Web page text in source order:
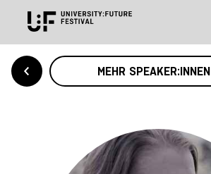
MEHR SPEAKER:INNEN